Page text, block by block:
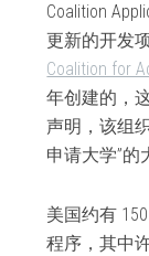
Coalition
更新的开发
Coalition for
年创建的，
声明，该组
申请大学”的
美国约有
程序，其中